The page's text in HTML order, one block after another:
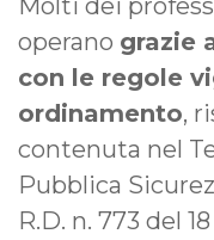
Molti dei
operano grazie
con le regole
ordinamento,
contenuta nel
Pubblica
R.D. n. 773 del